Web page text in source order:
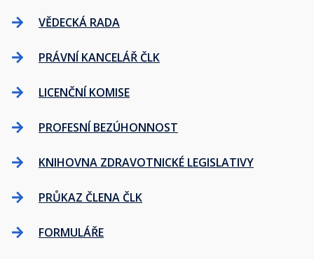
VĚDECKÁ RADA
PRÁVNÍ KANCELÁŘ ČLK
LICENČNÍ KOMISE
PROFESNÍ BEZÚHONNOST
KNIHOVNA ZDRAVOTNICKÉ LEGISLATIVY
PRŮKAZ ČLENA ČLK
FORMULÁŘE